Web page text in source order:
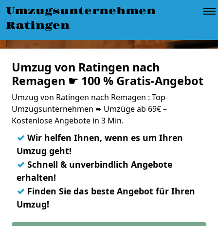
Umzugsunternehmen
Ratingen
Umzug von Ratingen nach
Remagen ☛ 100 % Gratis-Angebot
Umzug von Ratingen nach Remagen : Top-
Umzugsunternehmen ➨ Umzüge ab 69€ –
Kostenlose Angebote in 3 Min.
✓ Wir helfen Ihnen, wenn es um Ihren
Umzug geht!
✓ Schnell & unverbindlich Angebote
erhalten!
✓ Finden Sie das beste Angebot für Ihren
Umzug!